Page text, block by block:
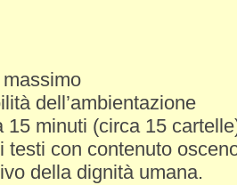
dell’ambientazione
15 minuti (circa 15
testi con contenuto
della dignità umana.